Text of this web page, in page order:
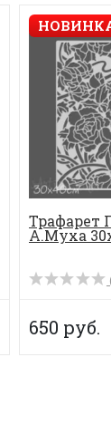
Трафарет
А.Муха
650 руб.